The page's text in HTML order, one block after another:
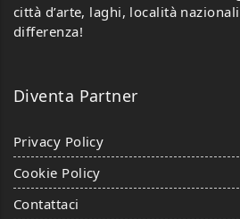
città d’arte, laghi, località
differenza!
Diventa Partner
Privacy Policy
Cookie Policy
Contattaci